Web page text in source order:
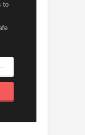
to